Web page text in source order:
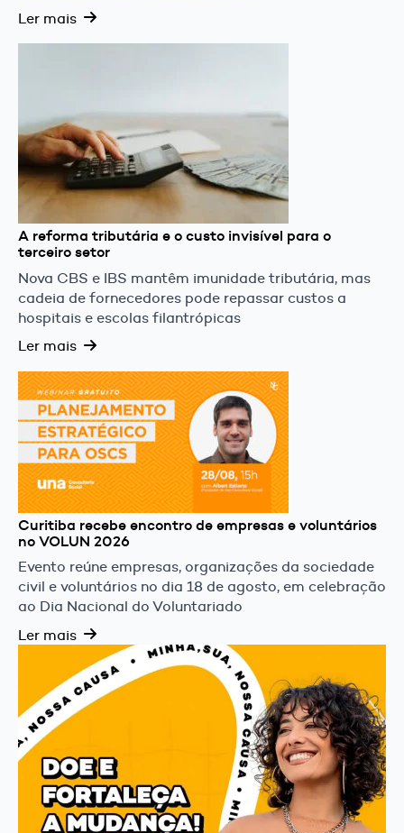
Ler mais
A reforma tributária e o custo invisível para o
terceiro setor
Nova CBS e IBS mantêm imunidade tributária, mas
cadeia de fornecedores pode repassar custos a
hospitais e escolas filantrópicas
Ler mais
Curitiba recebe encontro de empresas e voluntários
no VOLUN 2026
Evento reúne empresas, organizações da sociedade
civil e voluntários no dia 18 de agosto, em celebração
ao Dia Nacional do Voluntariado
Ler mais